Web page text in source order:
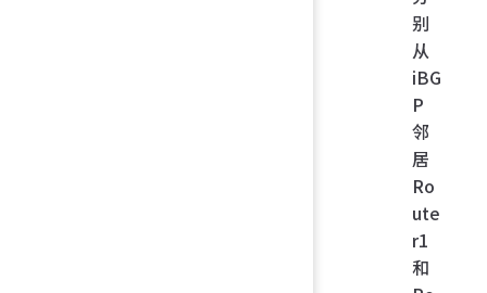
别
从
iBG
P
邻
居
Ro
ute
r1
和